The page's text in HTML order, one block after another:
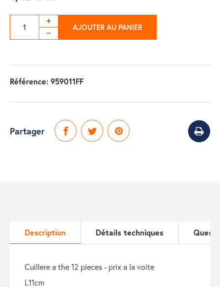
AJOUTER AU PANIER
Référence: 959011FF
Partager
Description Détails techniques
cuillere a the 12 pieces - prix a la voite
l11cm